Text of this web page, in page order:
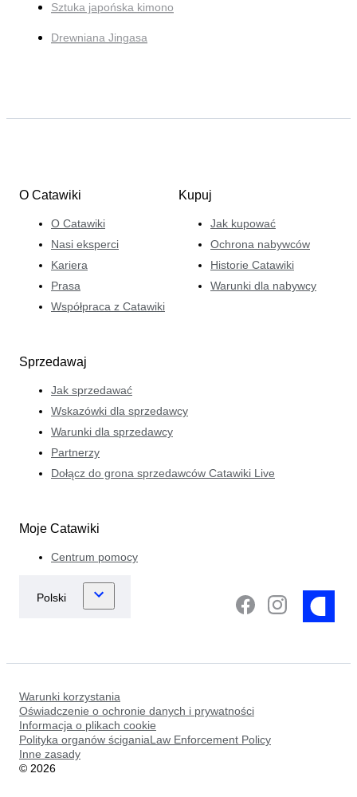
Sztuka japońska kimono
Drewniana Jingasa
O Catawiki
O Catawiki
Nasi eksperci
Kariera
Prasa
Współpraca z Catawiki
Kupuj
Jak kupować
Ochrona nabywców
Historie Catawiki
Warunki dla nabywcy
Sprzedawaj
Jak sprzedawać
Wskazówki dla sprzedawcy
Warunki dla sprzedawcy
Partnerzy
Dołącz do grona sprzedawców Catawiki Live
Moje Catawiki
Centrum pomocy
Warunki korzystania
Oświadczenie o ochronie danych i prywatności
Informacja o plikach cookie
Polityka organów ściganiaLaw Enforcement Policy
Inne zasady
© 2026